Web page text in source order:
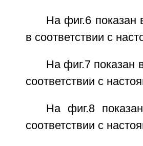
На фиг.6 показан
в соответствии с
На фиг.7 показан
соответствии с
На фиг.8
соответствии с